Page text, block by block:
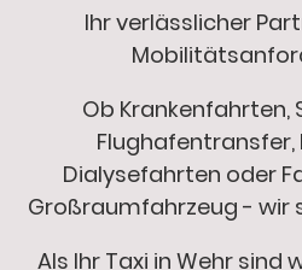
Ihr verlässlicher
Ob Krankenfahrten,
Flughafentransfer,
Dialysefahrten oder
Großraumfahrzeug - wir
Als Ihr Taxi in Wehr sind